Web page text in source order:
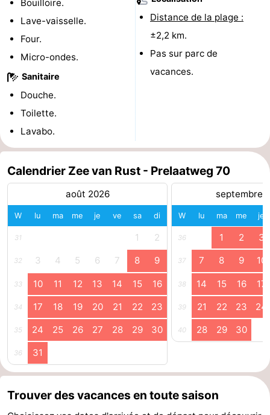
du
vélo
Randonnée
-
Équitation
Manèges
-
Terrains
de
golf
-
Peche
Sportive
-
Equitation
Conduite
de
l'anneau
Boire
et
manger
Événements
Pratiques
Forum
Route
Stationnement
Adresses
Médicales
Région
Zeeland
Bouilloire.
Lave-vaisselle.
Four.
Micro-ondes.
Sanitaire
Douche.
Toilette.
Lavabo.
Distance de la plage :
±2,2 km.
Pas sur parc de
vacances.
Calendrier Zee van Rust - Prelaatweg 70
août 2026
W lu ma me je ve sa di
31 1 2
32 3 4 5 6 7 8 9
33 10 11 12 13 14 15 16
34 17 18 19 20 21 22 23
35 24 25 26 27 28 29 30
36 31
septembre
W lu ma me je
36 1 2 3
37 7 8 9 10
38 14 15 16 17
39 21 22 23 24
40 28 29 30
Trouver des vacances en toute saison